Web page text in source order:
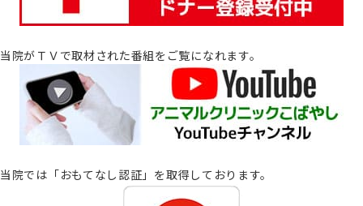
当院がＴＶで取材された番組をご覧になれます。
当院では「おもてなし認証」を取得しております。